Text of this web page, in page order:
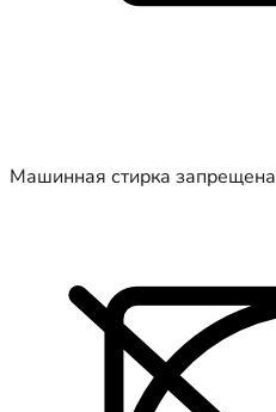
Машинная стирка запрещена